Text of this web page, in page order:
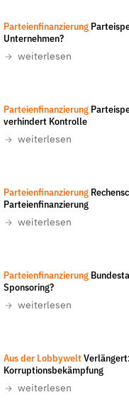
Unsere Schwerpunkte
Lobbykontrolle und Regeln
Spenden & Fördern
Fördermitglied werden
Geschenkspende
Bußgelder und
Presse
Newsletter
Impressum
Parteienfinanzierung
Unternehmen?
weiterlesen
Parteienfinanzierung
verhindert Kontrolle
weiterlesen
Parteienfinanzierung
Parteienfinanzierung
weiterlesen
Parteienfinanzierung
Sponsoring?
weiterlesen
Aus der Lobbywelt
Korruptionsbekämpfung
weiterlesen